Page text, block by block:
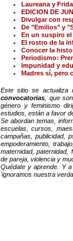
Laureana y
EDICION DE
Divulgar con
De "Emilios" y
En un suspiro
El rostro de la
Conocer la
Periodismo:
Impunidad y
Madres sí, pero
Este sitio se
convocatorias, que
género y feminismo
estudios, están a favor
Se abordan temas,
escuelas, cursos,
campañas, publicidad,
empoderamiento,
maternidad, paternidad,
de pareja, violencia y
Quédate y aprende. Y
'ignoramos nuestra